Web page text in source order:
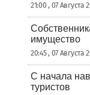
21:00 , 07 Августа
имущество
20:45 , 07 Августа
С начала
туристов